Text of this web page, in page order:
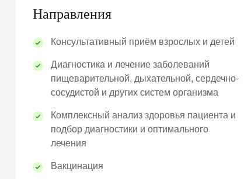
Направления
Консультативный приём взрослых и детей
Диагностика и лечение заболеваний
пищеварительной, дыхательной, сердечно-
сосудистой и других систем организма
Комплексный анализ здоровья пациента и
подбор диагностики и оптимального
лечения
Вакцинация